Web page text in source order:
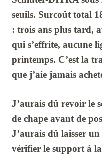
seuils. Surcoût total
: trois ans plus tard,
qui s’effrite, aucune
printemps. C’est la
que j’aie jamais
J’aurais dû revoir le
de chape avant de
J’aurais dû laisser
vérifier le support à